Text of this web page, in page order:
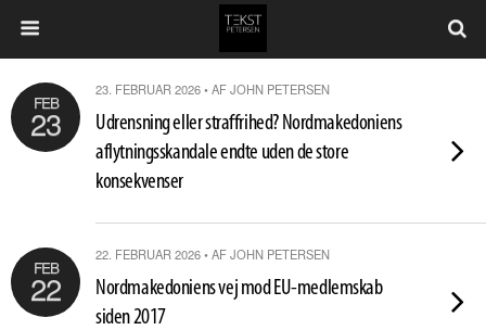
FEB
23
23. FEBRUAR 2026 • AF JOHN PETERSEN
Udrensning eller straffrihed? Nordmakedoniens
aflytningsskandale endte uden de store
konsekvenser
FEB
22
22. FEBRUAR 2026 • AF JOHN PETERSEN
Nordmakedoniens vej mod EU-medlemskab
siden 2017